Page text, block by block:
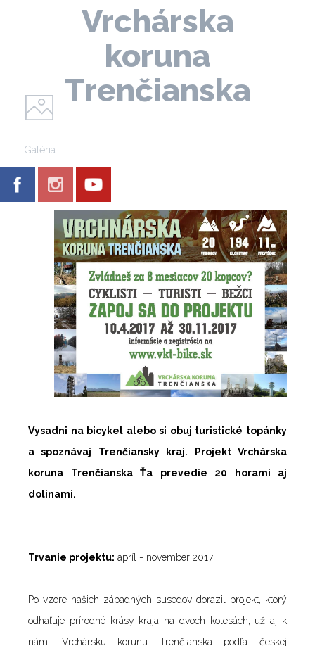
Vrchárska
koruna
Trenčianska
Galéria
Vysadni na bicykel alebo si obuj turistické topánky
a spoznávaj Trenčiansky kraj. Projekt Vrchárska
koruna Trenčianska Ťa prevedie 20 horami aj
dolinami.
Trvanie projektu: apríl - november 2017
Po vzore našich západných susedov dorazil projekt, ktorý
odhaľuje prírodné krásy kraja na dvoch kolesách, už aj k
nám. Vrchársku korunu Trenčianska podľa českej